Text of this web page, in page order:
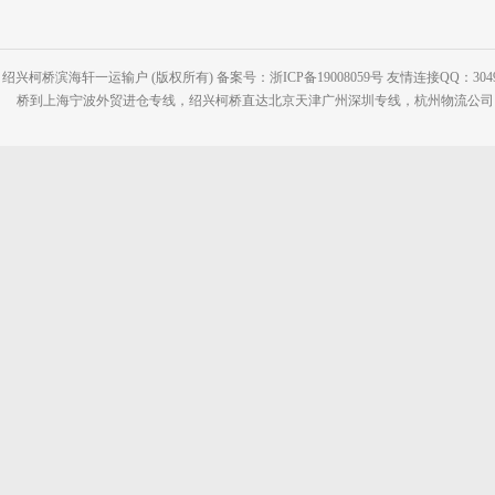
绍兴柯桥滨海轩一运输户 (版权所有) 备案号：浙ICP备19008059号 友情连接QQ：
桥到上海宁波外贸进仓专线，绍兴柯桥直达北京天津广州深圳专线，杭州物流公